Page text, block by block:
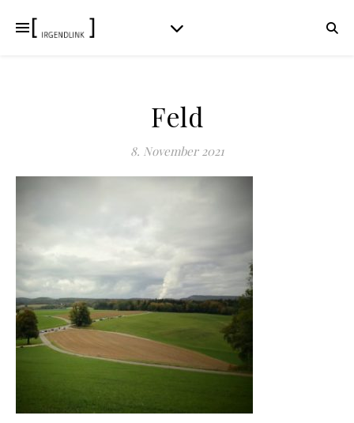
Feld
8. November 2021